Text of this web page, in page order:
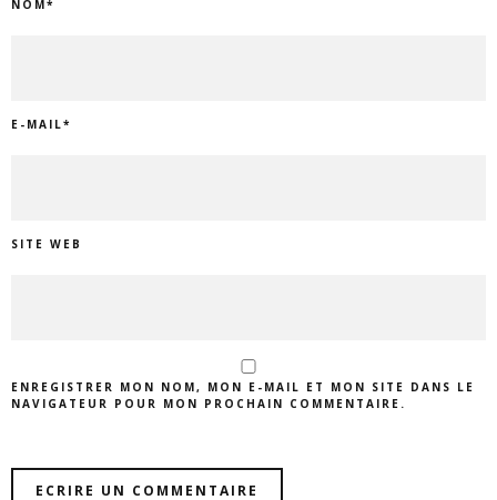
NOM*
E-MAIL*
SITE WEB
ENREGISTRER MON NOM, MON E-MAIL ET MON SITE DANS LE
NAVIGATEUR POUR MON PROCHAIN COMMENTAIRE.